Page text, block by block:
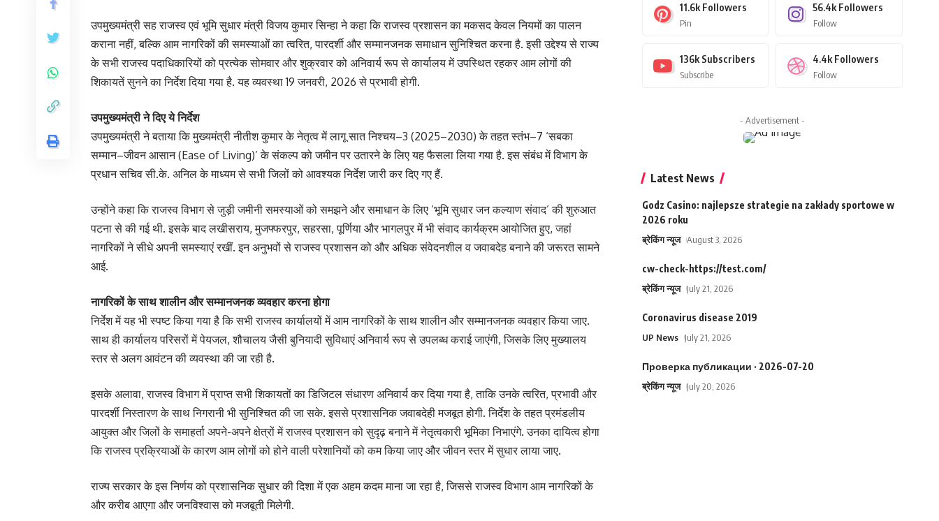
उपमुख्यमंत्री सह राजस्व एवं भूमि सुधार मंत्री विजय कुमार सिन्हा ने कहा कि राजस्व प्रशासन का मकसद केवल नियमों का पालन
कराना नहीं, बल्कि आम नागरिकों की समस्याओं का त्वरित, पारदर्शी और सम्मानजनक समाधान सुनिश्चित करना है. इसी उद्देश्य से राज्य
के सभी राजस्व पदाधिकारियों को प्रत्येक सोमवार और शुक्रवार को अनिवार्य रूप से कार्यालय में उपस्थित रहकर आम लोगों की
शिकायतें सुनने का निर्देश दिया गया है. यह व्यवस्था 19 जनवरी, 2026 से प्रभावी होगी.
उपमुख्यमंत्री ने दिए ये निर्देश
उपमुख्यमंत्री ने बताया कि मुख्यमंत्री नीतीश कुमार के नेतृत्व में लागू सात निश्चय–3 (2025–2030) के तहत स्तंभ–7 ‘सबका
सम्मान–जीवन आसान (Ease of Living)’ के संकल्प को जमीन पर उतारने के लिए यह फैसला लिया गया है. इस संबंध में विभाग के
प्रधान सचिव सी.के. अनिल के माध्यम से सभी जिलों को आवश्यक निर्देश जारी कर दिए गए हैं.
उन्होंने कहा कि राजस्व विभाग से जुड़ी जमीनी समस्याओं को समझने और समाधान के लिए ‘भूमि सुधार जन कल्याण संवाद’ की शुरुआत
पटना से की गई थी. इसके बाद लखीसराय, मुजफ्फरपुर, सहरसा, पूर्णिया और भागलपुर में भी संवाद कार्यक्रम आयोजित हुए, जहां
नागरिकों ने सीधे अपनी समस्याएं रखीं. इन अनुभवों से राजस्व प्रशासन को और अधिक संवेदनशील व जवाबदेह बनाने की जरूरत सामने
आई.
नागरिकों के साथ शालीन और सम्मानजनक व्यवहार करना होगा
निर्देश में यह भी स्पष्ट किया गया है कि सभी राजस्व कार्यालयों में आम नागरिकों के साथ शालीन और सम्मानजनक व्यवहार किया जाए.
साथ ही कार्यालय परिसरों में पेयजल, शौचालय जैसी बुनियादी सुविधाएं अनिवार्य रूप से उपलब्ध कराई जाएंगी, जिसके लिए मुख्यालय
स्तर से अलग आवंटन की व्यवस्था की जा रही है.
इसके अलावा, राजस्व विभाग में प्राप्त सभी शिकायतों का डिजिटल संधारण अनिवार्य कर दिया गया है, ताकि उनके त्वरित, प्रभावी और
पारदर्शी निस्तारण के साथ निगरानी भी सुनिश्चित की जा सके. इससे प्रशासनिक जवाबदेही मजबूत होगी. निर्देश के तहत प्रमंडलीय
आयुक्त और जिलों के समाहर्ता अपने-अपने क्षेत्रों में राजस्व प्रशासन को सुदृढ़ बनाने में नेतृत्वकारी भूमिका निभाएंगे. उनका दायित्व होगा
कि राजस्व प्रक्रियाओं के कारण आम लोगों को होने वाली परेशानियों को कम किया जाए और जीवन स्तर में सुधार लाया जाए.
राज्य सरकार के इस निर्णय को प्रशासनिक सुधार की दिशा में एक अहम कदम माना जा रहा है, जिससे राजस्व विभाग आम नागरिकों के
और करीब आएगा और जनविश्वास को मजबूती मिलेगी.
11.6k Followers
Pin
56.4k Followers
Follow
136k Subscribers
Subscribe
4.4k Followers
Follow
- Advertisement -
Latest News
Godz Casino: najlepsze strategie na zakłady sportowe w
2026 roku
ब्रेकिंग न्यूज August 3, 2026
cw-check-https://test.com/
ब्रेकिंग न्यूज July 21, 2026
Coronavirus disease 2019
UP News July 21, 2026
Проверка публикации · 2026-07-20
ब्रेकिंग न्यूज July 20, 2026